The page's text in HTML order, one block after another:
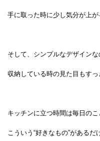
手に取った時に少し気分が上が
そして、シンプルなデザインな
収納している時の見た目もす
キッチンに立つ時間は毎日のこ
こういう“好きなもの”があるだ